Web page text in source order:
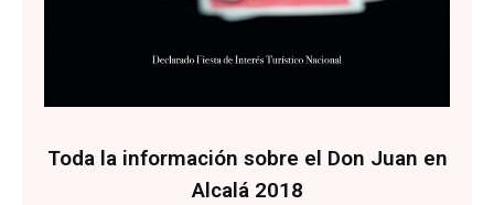
Toda la información sobre el Don Juan en
Alcalá 2018